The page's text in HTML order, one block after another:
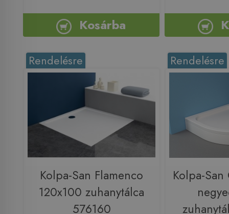
Kosárba
Rendelésre
Kolpa-San Flamenco
120x100 zuhanytálca
576160
Rendelésre
Kolpa-